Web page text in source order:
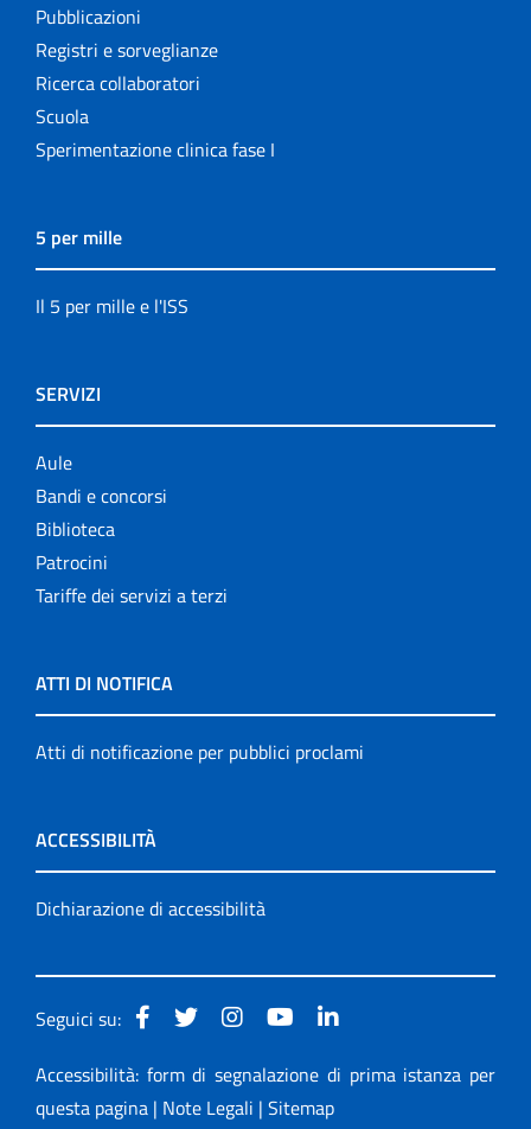
Pubblicazioni
Registri e sorveglianze
Ricerca collaboratori
Scuola
Sperimentazione clinica fase I
5 per mille
Il 5 per mille e l'ISS
SERVIZI
Aule
Bandi e concorsi
Biblioteca
Patrocini
Tariffe dei servizi a terzi
ATTI DI NOTIFICA
Atti di notificazione per pubblici proclami
ACCESSIBILITÀ
Dichiarazione di accessibilità
Seguici su:
Accessibilità: form di segnalazione di prima istanza per
questa pagina | Note Legali | Sitemap